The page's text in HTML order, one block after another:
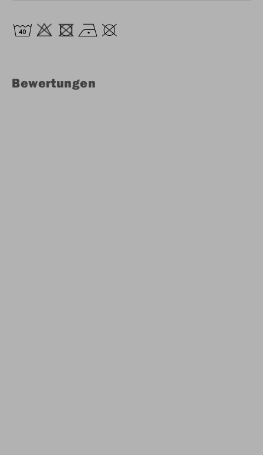
Bewertungen